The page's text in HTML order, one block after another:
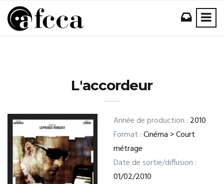
L'accordeur
Année de production : 2010
Format :Cinéma > Court
métrage
Date de sortie/diffusion :
01/02/2010